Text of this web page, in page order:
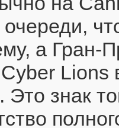
а Гран-
Это знак